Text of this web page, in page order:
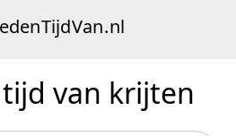
TijdVan.nl
van krijten